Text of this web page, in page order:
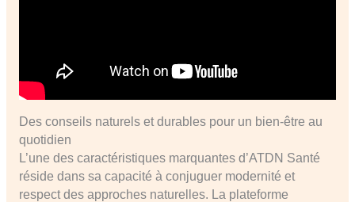
Des conseils naturels et durables pour un bien-être au
quotidien
L’une des caractéristiques marquantes d’ATDN Santé
réside dans sa capacité à conjuguer modernité et
respect des approches naturelles. La plateforme